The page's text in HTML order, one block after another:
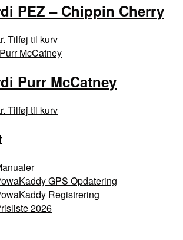
er:
599 kr..
PEZ – Chippin Cherry
Den
aktuelle
er:
599 kr..
Tilføj til kurv
Purr McCatney
Den
599 kr..
Tilføj til kurv
GPS Opdatering
Registrering
2026